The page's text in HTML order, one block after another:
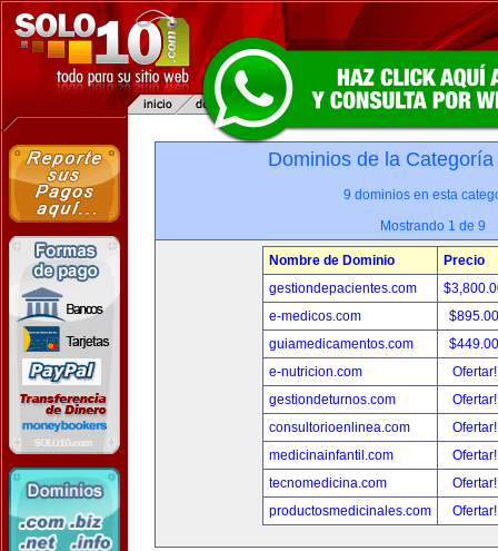
Dominios de la
9 dominios en esta
Mostrando 1 de 9
Nombre de Dominio
Precio
gestiondepacientes.com
e-medicos.com
guiamedicamentos.com
e-nutricion.com
gestiondeturnos.com
consultorioenlinea.com
medicinainfantil.com
tecnomedicina.com
productosmedicinales.com